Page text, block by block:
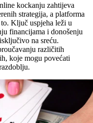
kockanju zahtijeva
strategija, a platforma
Ključ uspjeha leži u
financijama i donošenju
na sreću.
različitih
koje mogu povećati